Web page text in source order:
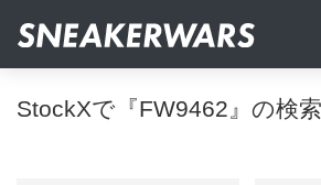
StockXで『FW9462』の検